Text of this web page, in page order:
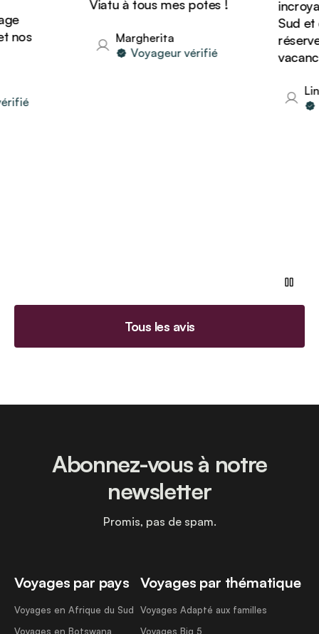
Viatu à tous mes potes !
Margherita
Voyageur vérifié
Sud et
Linda
Tous les avis
Voyages par pays
Voyages en Afrique du Sud
Voyages en Botswana
Voyages par thématique
Voyages Adapté aux familles
Voyages Big 5
Abonnez-vous à notre
newsletter
Promis, pas de spam.